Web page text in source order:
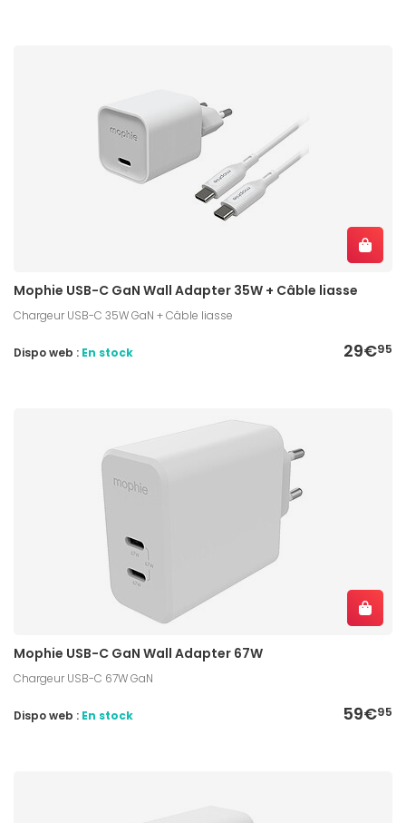
Mophie USB-C GaN Wall Adapter 35W + Câble liasse
Chargeur USB-C 35W GaN + Câble liasse
29€95
Dispo web : En stock
Mophie USB-C GaN Wall Adapter 67W
Chargeur USB-C 67W GaN
59€95
Dispo web : En stock